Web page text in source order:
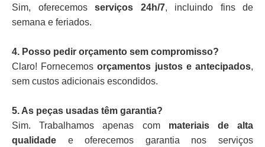
Sim, oferecemos serviços 24h/7, incluindo fins de
semana e feriados.
4. Posso pedir orçamento sem compromisso?
Claro! Fornecemosorçamentos justos e antecipados,
sem custos adicionais escondidos.
5. As peças usadas têm garantia?
Sim. Trabalhamos apenas com materiais de alta
qualidade e oferecemos garantia nos serviços